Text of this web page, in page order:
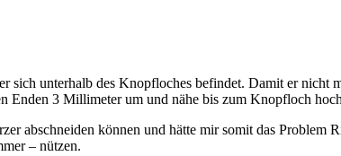
sich unterhalb des Knopfloches befindet. Damit er
Enden 3 Millimeter um und nähe bis zum Knopfloch
abschneiden können und hätte mir somit das
– nützen.